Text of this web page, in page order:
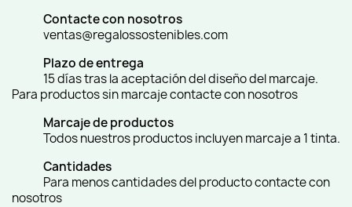
Contacte con nosotros
ventas@regalossostenibles.com
Plazo de entrega
15 días tras la aceptación del diseño del marcaje.
Para productos sin marcaje contacte con nosotros
Marcaje de productos
Todos nuestros productos incluyen marcaje a 1 tinta.
Cantidades
Para menos cantidades del producto contacte con
nosotros